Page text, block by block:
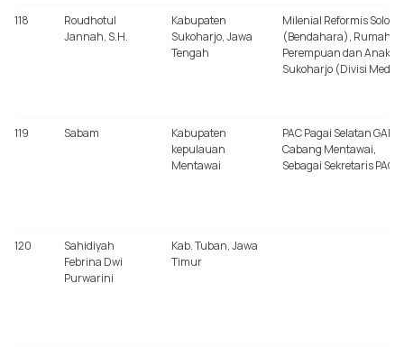
118
Roudhotul
Jannah, S.H.
Kabupaten
Sukoharjo, Jawa
Tengah
Milenial Reformis Solo
(Bendahara), Rumah
Perempuan dan Anak
Sukoharjo (Divisi Media)
119 Sabam
Kabupaten
kepulauan
Mentawai
PAC Pagai Selatan
Cabang Mentawai,
Sebagai Sekretaris PAC
120
Sahidiyah
Febrina Dwi
Purwarini
Kab. Tuban, Jawa
Timur